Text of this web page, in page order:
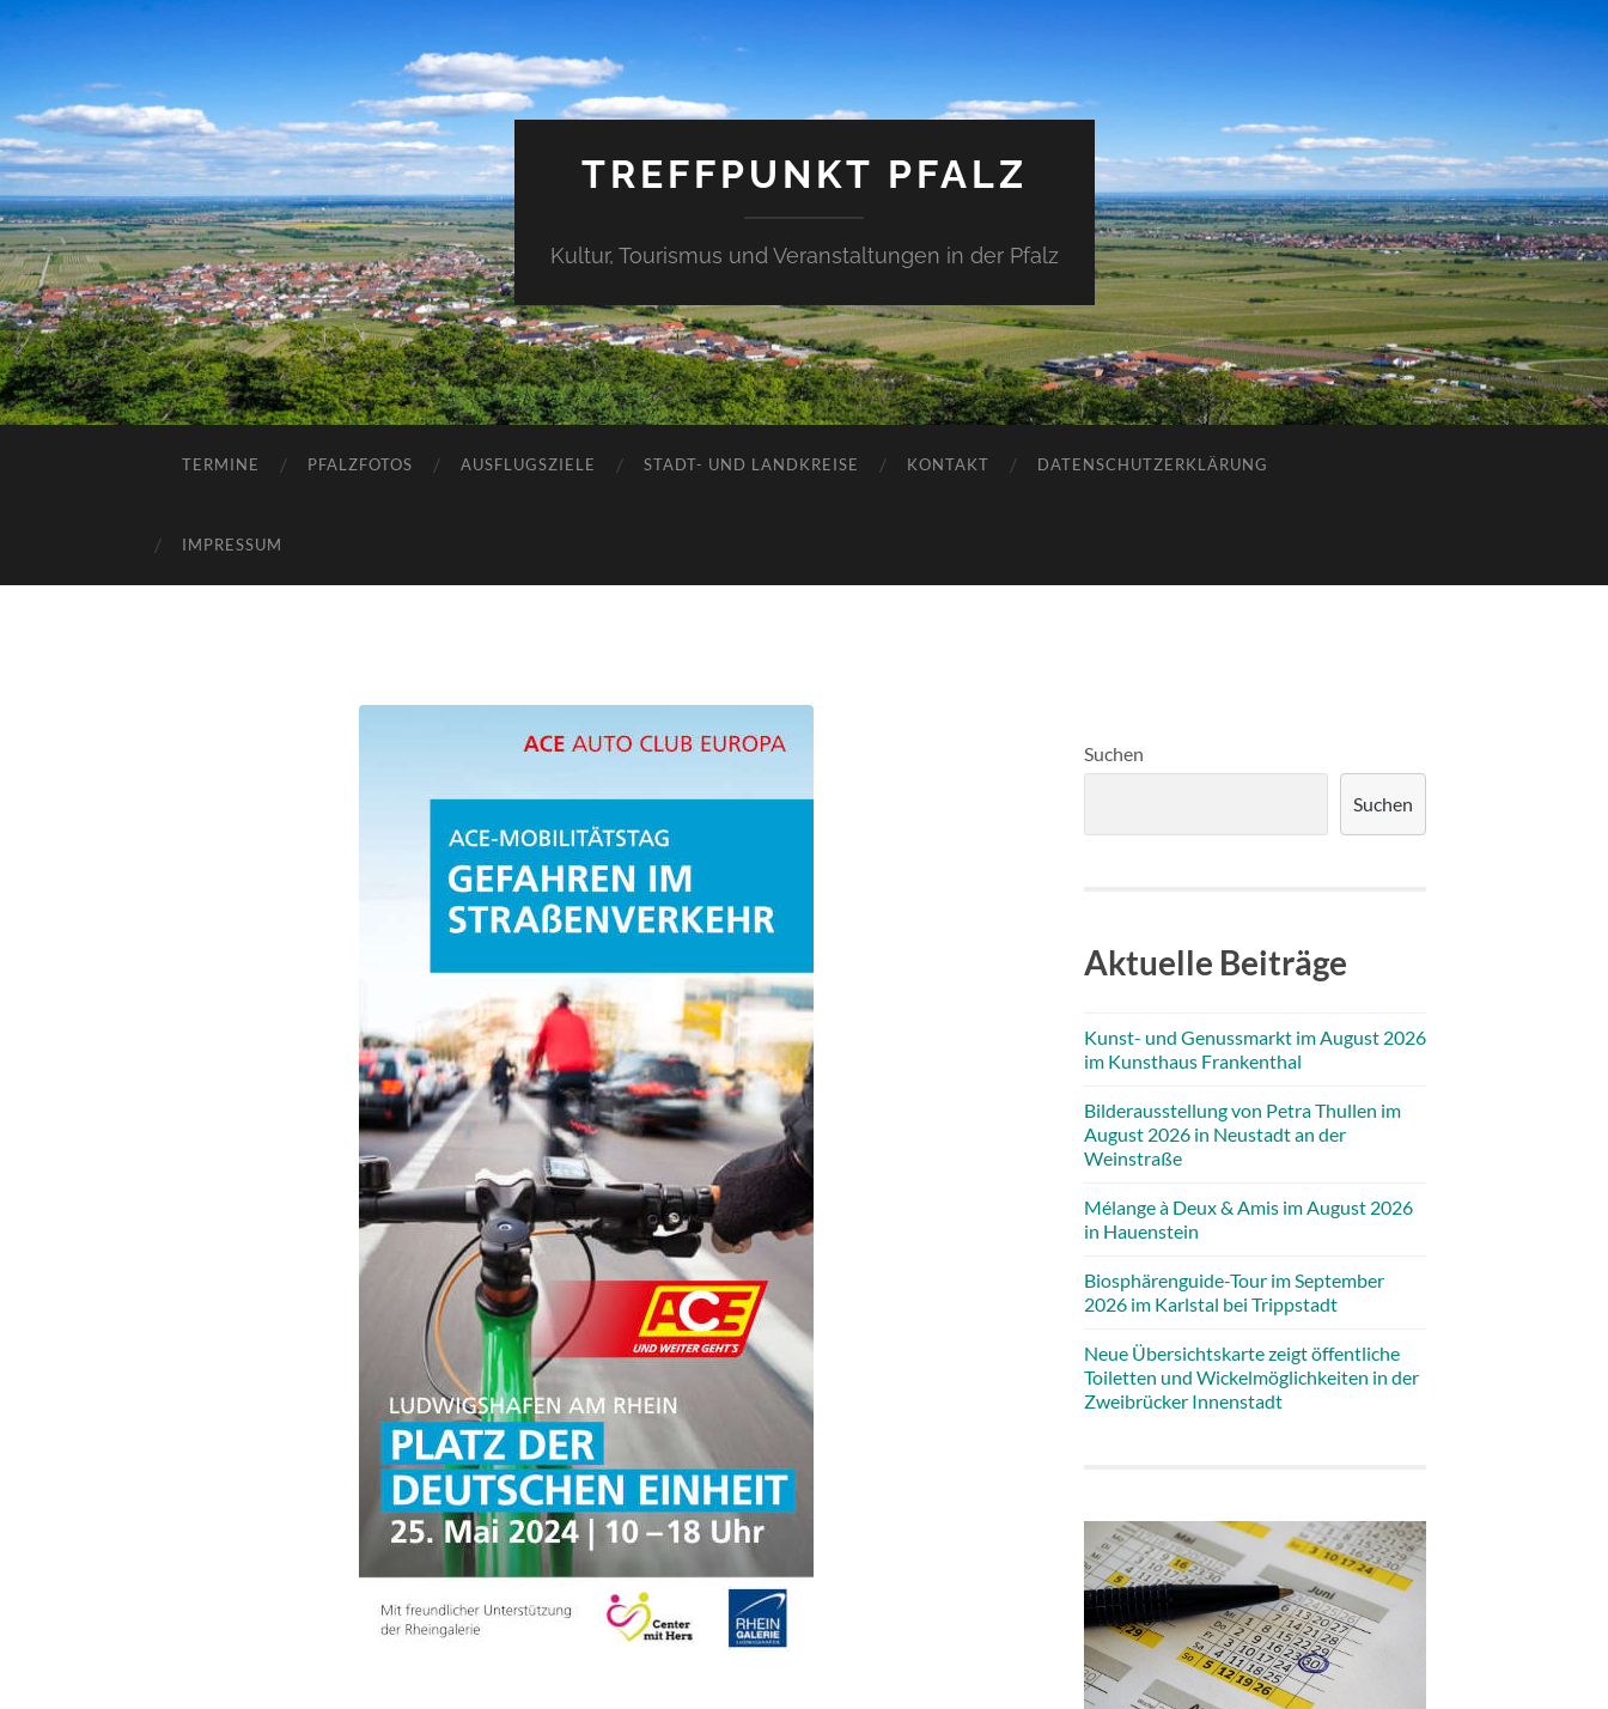
TREFFPUNKT PFALZ
Kultur, Tourismus und Veranstaltungen in der Pfalz
TERMINE PFALZFOTOS AUSFLUGSZIELE STADT- UND LANDKREISE KONTAKT DATENSCHUTZERKLÄRUNG
IMPRESSUM
Suchen
Suchen
Aktuelle Beiträge
Kunst- und Genussmarkt im August 2026
im Kunsthaus Frankenthal
Bilderausstellung von Petra Thullen im
August 2026 in Neustadt an der
Weinstraße
Mélange à Deux & Amis im August 2026
in Hauenstein
Biosphärenguide-Tour im September
2026 im Karlstal bei Trippstadt
Neue Übersichtskarte zeigt öffentliche
Toiletten und Wickelmöglichkeiten in der
Zweibrücker Innenstadt